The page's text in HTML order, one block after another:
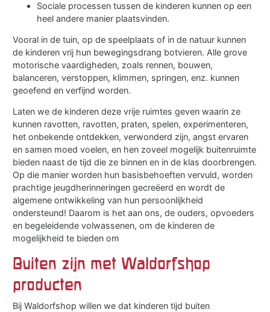
Sociale processen tussen de kinderen kunnen op een
heel andere manier plaatsvinden.
Vooral in de tuin, op de speelplaats of in de natuur kunnen
de kinderen vrij hun bewegingsdrang botvieren. Alle grove
motorische vaardigheden, zoals rennen, bouwen,
balanceren, verstoppen, klimmen, springen, enz. kunnen
geoefend en verfijnd worden.
Laten we de kinderen deze vrije ruimtes geven waarin ze
kunnen ravotten, ravotten, praten, spelen, experimenteren,
het onbekende ontdekken, verwonderd zijn, angst ervaren
en samen moed voelen, en hen zoveel mogelijk buitenruimte
bieden naast de tijd die ze binnen en in de klas doorbrengen.
Op die manier worden hun basisbehoeften vervuld, worden
prachtige jeugdherinneringen gecreëerd en wordt de
algemene ontwikkeling van hun persoonlijkheid
ondersteund! Daarom is het aan ons, de ouders, opvoeders
en begeleidende volwassenen, om de kinderen de
mogelijkheid te bieden om
Buiten zijn met Waldorfshop
producten
Bij Waldorfshop willen we dat kinderen tijd buiten